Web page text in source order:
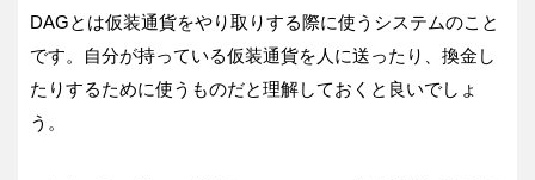
DAGとは仮装通貨をやり取りする際に使うシステムのこと
です。自分が持っている仮装通貨を人に送ったり、換金し
たりするために使うものだと理解しておくと良いでしょ
う。